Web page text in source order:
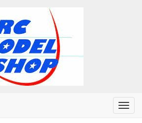
Menu